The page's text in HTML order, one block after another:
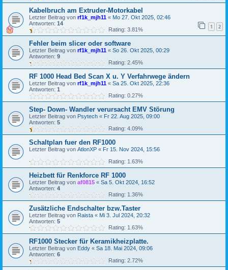
Kabelbruch am Extruder-Motorkabel
Letzter Beitrag von rf1k_mjh11 « Mo 27. Okt 2025, 02:46
Antworten: 14 1 2
Rating: 3.81%
Fehler beim slicer oder software
Letzter Beitrag von rf1k_mjh11 « So 26. Okt 2025, 00:29
Antworten: 9
Rating: 2.45%
RF 1000 Head Bed Scan X u. Y Verfahrwege ändern
Letzter Beitrag von rf1k_mjh11 « Sa 25. Okt 2025, 22:36
Antworten: 1
Rating: 0.27%
Step- Down- Wandler verursacht EMV Störung
Letzter Beitrag von Psytech « Fr 22. Aug 2025, 09:00
Antworten: 5
Rating: 4.09%
Schaltplan fuer den RF1000
Letzter Beitrag von AtlonXP « Fr 15. Nov 2024, 15:56
Rating: 1.63%
Heizbett für Renkforce RF 1000
Letzter Beitrag von af0815 « Sa 5. Okt 2024, 16:52
Antworten: 4
Rating: 1.36%
Zusätzliche Endschalter bzw.Taster
Letzter Beitrag von Raista « Mi 3. Jul 2024, 20:32
Antworten: 5
Rating: 1.63%
RF1000 Stecker für Keramikheizplatte.
Letzter Beitrag von Eddy « Sa 18. Mai 2024, 09:06
Antworten: 6
Rating: 2.72%